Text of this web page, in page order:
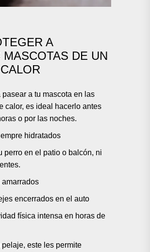
A
MASCOTAS DE UN
pasear a tu mascota en las
calor, es ideal hacerlo antes
o por las noches.
hidratados
perro en el patio o balcón, ni
amarrados
encerrados en el auto
física intensa en horas de
pelaje, este les permite